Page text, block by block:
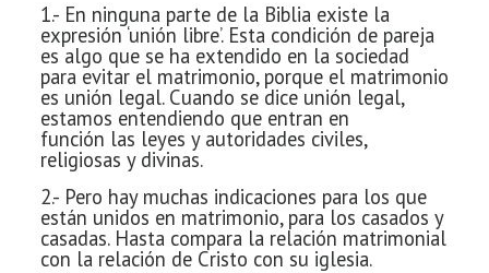
1.- En ninguna parte de la Biblia existe la
expresión ‘unión libre’. Esta condición de pareja
es algo que se ha extendido en la sociedad
para evitar el matrimonio, porque el matrimonio
es unión legal. Cuando se dice unión legal,
estamos entendiendo que entran en
función las leyes y autoridades civiles,
religiosas y divinas.
2.- Pero hay muchas indicaciones para los que
están unidos en matrimonio, para los casados y
casadas. Hasta compara la relación matrimonial
con la relación de Cristo con su iglesia.